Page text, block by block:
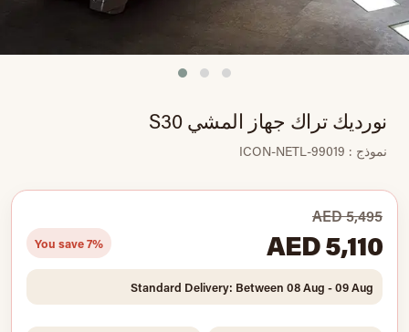
نورديك تراك جهاز المشي S30
نموذج : ICON-NETL-99019
AED 5,495
AED 5,110
You save 7%
Standard Delivery: Between 08 Aug - 09 Aug